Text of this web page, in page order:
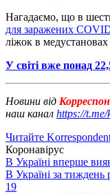
Нагадаємо, що в
для заражених
ліжок в медустановах
У світі вже понад
Новини від
наш канал https://t.me/
Читайте
Коронавірус
В Україні вперше
В Україні за тиждень
19